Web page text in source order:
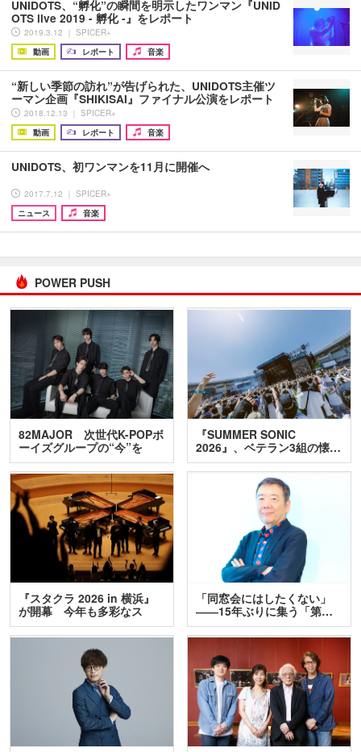
UNIDOTS、“孵化”の瞬間を明示したワンマン『UNID
OTS live 2019 - 孵化 -』をレポート
2019.3.12 ｜ SPICER+
動画
レポート 音楽
“新しい季節の訪れ”が告げられた、UNIDOTS主催ツ
ーマン企画『SHIKISAI』ファイナル公演をレポート
2018.12.13 ｜ SPICER+
動画
レポート 音楽
UNIDOTS、初ワンマンを11月に開催へ
2017.7.12 ｜ SPICER+
ニュース
音楽
POWER PUSH
82MAJOR 次世代K-POPボ
ーイズグループの“今”を
訊…
『SUMMER SONIC
2026』、ベテラン3組の懐…
『スタクラ 2026 in 横浜』
が開幕 今年も多彩なス
テ…
「同窓会にはしたくない」
――15年ぶりに集う「第…